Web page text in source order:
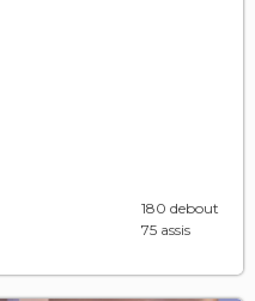
180 debout
75 assis